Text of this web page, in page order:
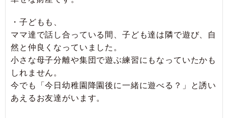
・子どもも、
ママ達で話し合っている間、子ども達は隣で遊び、自
然と仲良くなっていました。
小さな母子分離や集団で遊ぶ練習にもなっていたかも
しれません。
今でも「今日幼稚園降園後に一緒に遊べる？」と誘い
あえるお友達がいます。